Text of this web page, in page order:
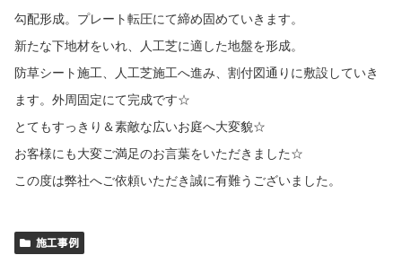
勾配形成。プレート転圧にて締め固めていきます。
新たな下地材をいれ、人工芝に適した地盤を形成。
防草シート施工、人工芝施工へ進み、割付図通りに敷設していき
ます。外周固定にて完成です☆
とてもすっきり＆素敵な広いお庭へ大変貌☆
お客様にも大変ご満足のお言葉をいただきました☆
この度は弊社へご依頼いただき誠に有難うございました。
施工事例